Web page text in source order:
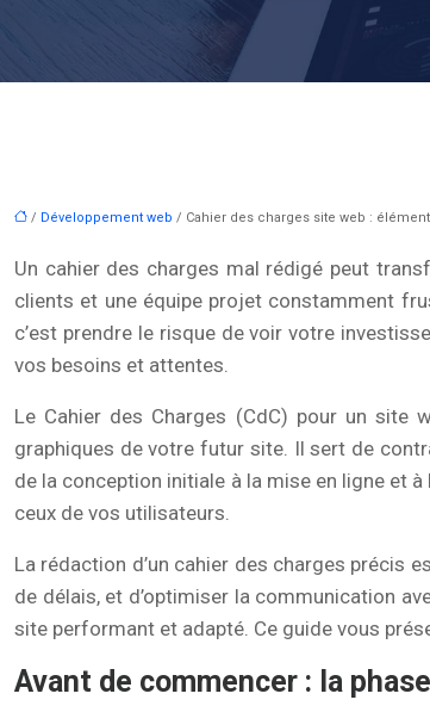
/ Développement web / Cahier des charges site web :
Un cahier des charges mal rédigé peut
clients et une équipe projet constamment
c’est prendre le risque de voir votre
vos besoins et attentes.
Le Cahier des Charges (CdC) pour un
graphiques de votre futur site. Il sert de
de la conception initiale à la mise en ligne et
ceux de vos utilisateurs.
La rédaction d’un cahier des charges précis
de délais, et d’optimiser la communication
site performant et adapté. Ce guide vous
Avant de commencer : la